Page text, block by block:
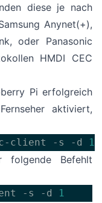
diese je nach
Anynet(+),
oder Panasonic
HMDI CEC
Pi erfolgreich
aktiviert,
client -s -d 1
folgende Befehlt
-s -d 1